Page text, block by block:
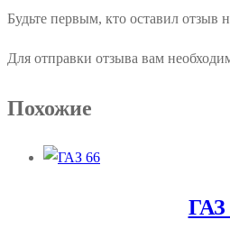
Будьте первым, кто оставил отзыв
Для отправки отзыва вам
Похожие
ГАЗ